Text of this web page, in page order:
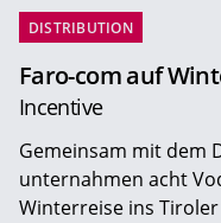
DISTRIBUTION
Faro-com auf
Incentive
Gemeinsam mit dem
unternahmen acht
Winterreise ins